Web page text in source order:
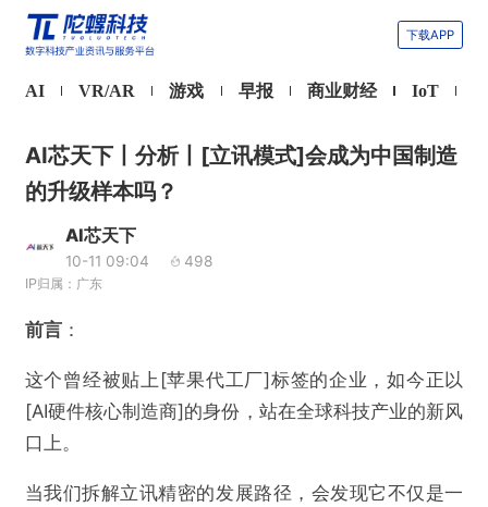
下载APP
AI VR/AR 游戏 早报 商业财经 IoT
AI芯天下丨分析丨[立讯模式]会成为中国制造
的升级样本吗？
AI芯天下
10-11 09:04 498
IP归属：广东
前言：
这个曾经被贴上[苹果代工厂]标签的企业，如今正以
[AI硬件核心制造商]的身份，站在全球科技产业的新风
口上。
当我们拆解立讯精密的发展路径，会发现它不仅是一